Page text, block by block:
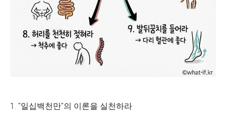
1. "일십백천만"의 이론을 실천하라